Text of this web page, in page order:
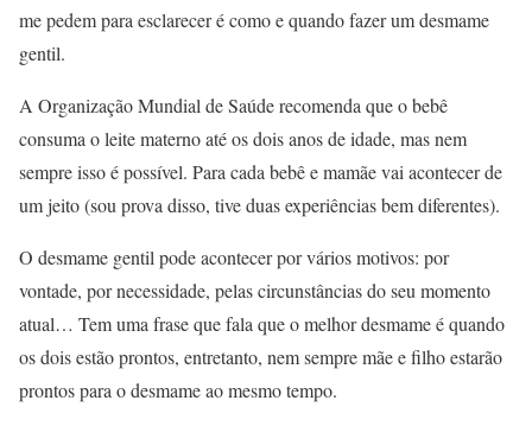
me pedem para esclarecer é como e quando fazer um desmame
gentil.
A Organização Mundial de Saúde recomenda que o bebê
consuma o leite materno até os dois anos de idade, mas nem
sempre isso é possível. Para cada bebê e mamãe vai acontecer de
um jeito (sou prova disso, tive duas experiências bem diferentes).
O desmame gentil pode acontecer por vários motivos: por
vontade, por necessidade, pelas circunstâncias do seu momento
atual… Tem uma frase que fala que o melhor desmame é quando
os dois estão prontos, entretanto, nem sempre mãe e filho estarão
prontos para o desmame ao mesmo tempo.